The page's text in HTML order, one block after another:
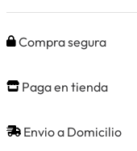
Compra segura
Paga en tienda
Envio a Domicilio